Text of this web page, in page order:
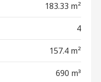
183.33 m²
4
157.4 m²
690 m³